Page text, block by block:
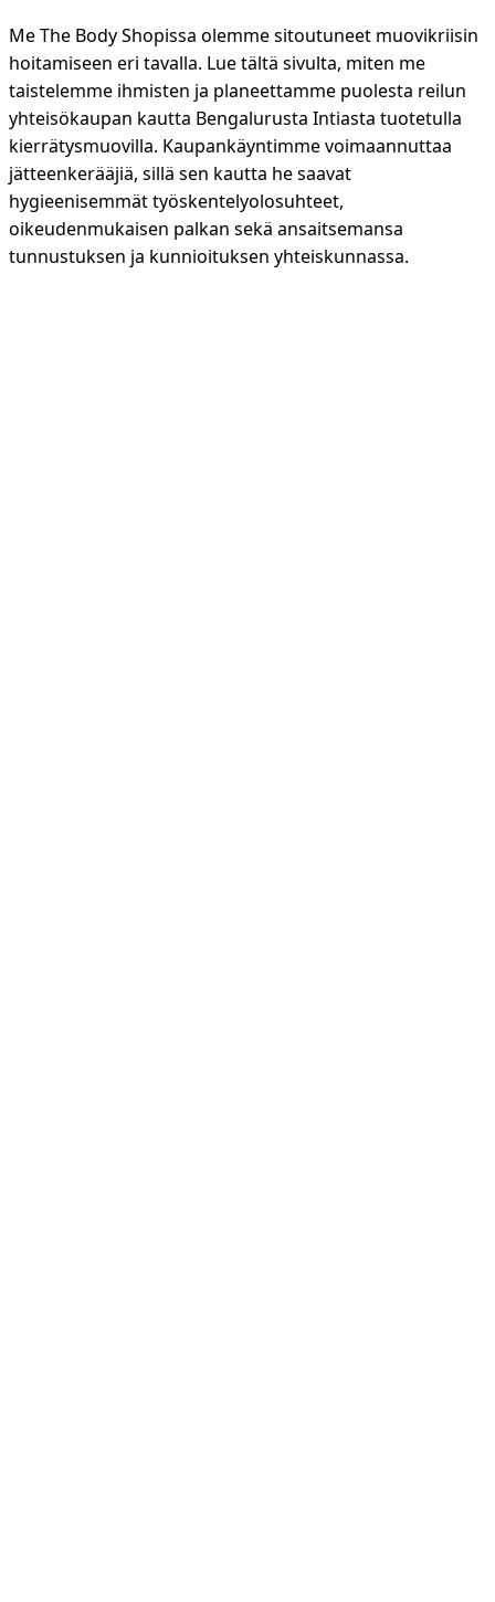
Me The Body Shopissa olemme sitoutuneet muovikriisin
hoitamiseen eri tavalla. Lue tältä sivulta, miten me
taistelemme ihmisten ja planeettamme puolesta reilun
yhteisökaupan kautta Bengalurusta Intiasta tuotetulla
kierrätysmuovilla. Kaupankäyntimme voimaannuttaa
jätteenkerääjiä, sillä sen kautta he saavat
hygieenisemmät työskentelyolosuhteet,
oikeudenmukaisen palkan sekä ansaitsemansa
tunnustuksen ja kunnioituksen yhteiskunnassa.